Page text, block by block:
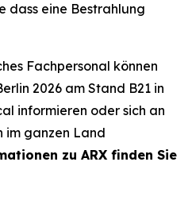
dass eine Bestrahlung
Fachpersonal können
2026 am Stand B21 in
informieren oder sich an
im ganzen Land
zu ARX finden Sie